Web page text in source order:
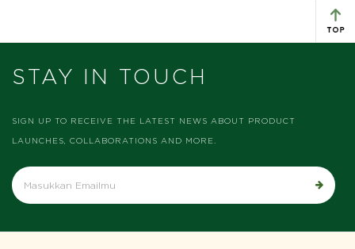
STAY IN TOUCH
SIGN UP TO RECEIVE THE LATEST NEWS ABOUT PRODUCT
LAUNCHES, COLLABORATIONS AND MORE.